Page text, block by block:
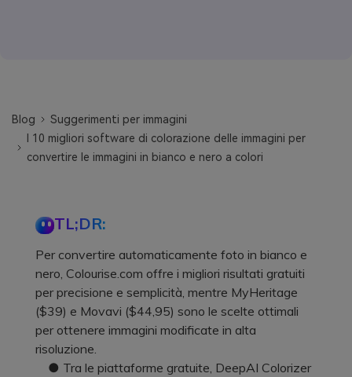
Blog
Suggerimenti per immagini
I 10 migliori software di colorazione delle immagini per
convertire le immagini in bianco e nero a colori
TL;DR:
Per convertire automaticamente foto in bianco e
nero, Colourise.com offre i migliori risultati gratuiti
per precisione e semplicità, mentre MyHeritage
($39) e Movavi ($44,95) sono le scelte ottimali
per ottenere immagini modificate in alta
risoluzione.
● Tra le piattaforme gratuite, DeepAI Colorizer